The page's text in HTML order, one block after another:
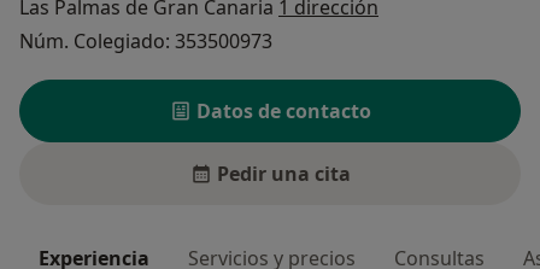
Las Palmas de Gran Canaria 1 dirección
Núm. Colegiado: 353500973
Datos de contacto
Pedir una cita
Experiencia Servicios y precios Consultas